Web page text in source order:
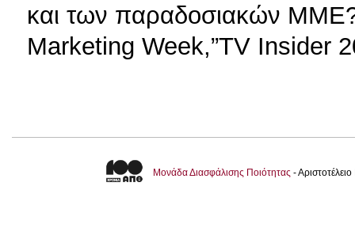
και των παραδοσιακών
Marketing Week,”TV Insider
Μονάδα Διασφάλισης Ποιότητας -